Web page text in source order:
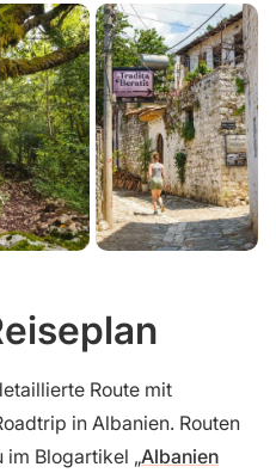
Route mit
in Albanien. Routen
im Blogartikel „Albanien